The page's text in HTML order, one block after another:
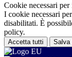
Cookie necessari
I cookie necessari
disabilitati. È
policy.
Accetta tutti Salva